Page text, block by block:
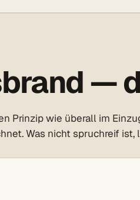
—
Prinzip wie überall im
Was nicht spruchreif